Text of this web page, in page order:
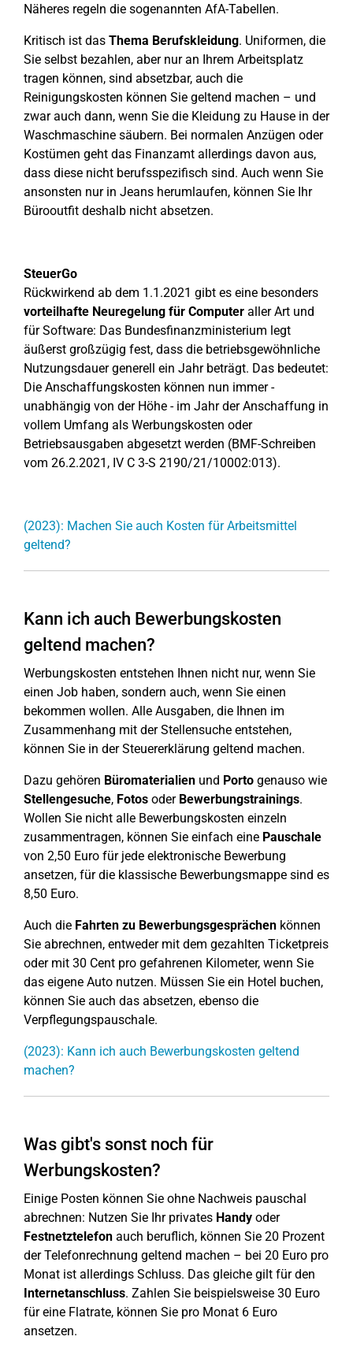
Näheres regeln die sogenannten AfA-Tabellen.
Kritisch ist das Thema Berufskleidung. Uniformen, die
Sie selbst bezahlen, aber nur an Ihrem Arbeitsplatz
tragen können, sind absetzbar, auch die
Reinigungskosten können Sie geltend machen – und
zwar auch dann, wenn Sie die Kleidung zu Hause in der
Waschmaschine säubern. Bei normalen Anzügen oder
Kostümen geht das Finanzamt allerdings davon aus,
dass diese nicht berufsspezifisch sind. Auch wenn Sie
ansonsten nur in Jeans herumlaufen, können Sie Ihr
Bürooutfit deshalb nicht absetzen.
SteuerGo
Rückwirkend ab dem 1.1.2021 gibt es eine besonders
vorteilhafte Neuregelung für Computer aller Art und
für Software: Das Bundesfinanzministerium legt
äußerst großzügig fest, dass die betriebsgewöhnliche
Nutzungsdauer generell ein Jahr beträgt. Das bedeutet:
Die Anschaffungskosten können nun immer -
unabhängig von der Höhe - im Jahr der Anschaffung in
vollem Umfang als Werbungskosten oder
Betriebsausgaben abgesetzt werden (BMF-Schreiben
vom 26.2.2021, IV C 3-S 2190/21/10002:013).
(2023): Machen Sie auch Kosten für Arbeitsmittel
geltend?
Kann ich auch Bewerbungskosten
geltend machen?
Werbungskosten entstehen Ihnen nicht nur, wenn Sie
einen Job haben, sondern auch, wenn Sie einen
bekommen wollen. Alle Ausgaben, die Ihnen im
Zusammenhang mit der Stellensuche entstehen,
können Sie in der Steuererklärung geltend machen.
Dazu gehören Büromaterialien und Porto genauso wie
Stellengesuche, Fotos oder Bewerbungstrainings.
Wollen Sie nicht alle Bewerbungskosten einzeln
zusammentragen, können Sie einfach eine Pauschale
von 2,50 Euro für jede elektronische Bewerbung
ansetzen, für die klassische Bewerbungsmappe sind es
8,50 Euro.
Auch die Fahrten zu Bewerbungsgesprächen können
Sie abrechnen, entweder mit dem gezahlten Ticketpreis
oder mit 30 Cent pro gefahrenen Kilometer, wenn Sie
das eigene Auto nutzen. Müssen Sie ein Hotel buchen,
können Sie auch das absetzen, ebenso die
Verpflegungspauschale.
(2023): Kann ich auch Bewerbungskosten geltend
machen?
Was gibt's sonst noch für
Werbungskosten?
Einige Posten können Sie ohne Nachweis pauschal
abrechnen: Nutzen Sie Ihr privates Handy oder
Festnetztelefon auch beruflich, können Sie 20 Prozent
der Telefonrechnung geltend machen – bei 20 Euro pro
Monat ist allerdings Schluss. Das gleiche gilt für den
Internetanschluss. Zahlen Sie beispielsweise 30 Euro
für eine Flatrate, können Sie pro Monat 6 Euro
ansetzen.